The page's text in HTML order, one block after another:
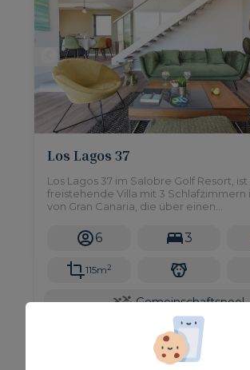
Los Lagos 37
Los Lagos 37 im Salobre Golf Resort,
freistehende Villa mit 3 Schlafzimmern
von Gran Canaria, die über einen
verfügt und mit allen Annehmlichkeiten
ausgestattet ist, die Ihren Aufenthalt
6 3
115m2
Gemeinschaftspool
/ Nacht